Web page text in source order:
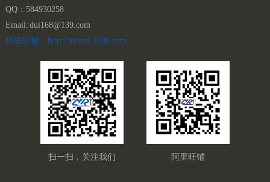
QQ：584930258
Email: dui168@139.com
阿里旺铺：http://meirui.1688.com
扫一扫，关注我们 阿里旺铺